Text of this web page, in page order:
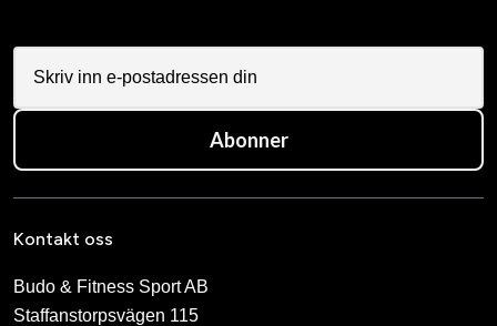
Abonner
Kontakt oss
Budo & Fitness Sport AB
Staffanstorpsvägen 115